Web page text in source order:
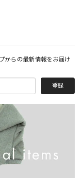
からの最新情報をお届け
登録